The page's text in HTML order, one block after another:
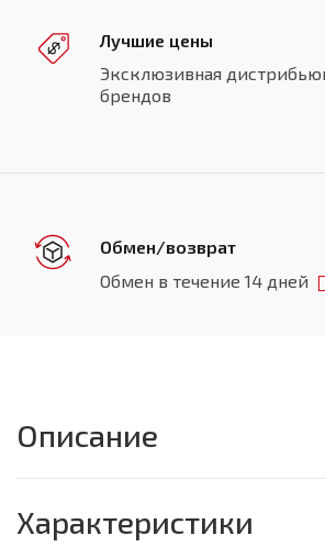
Лучшие цены
Эксклюзивная
брендов
Обмен/возврат
Обмен в течение 14 дней
Описание
Характеристики